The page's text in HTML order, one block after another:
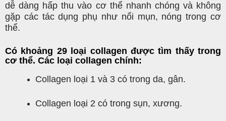
dễ dàng hấp thu vào cơ thể nhanh chóng và không
gặp các tác dụng phụ như nổi mụn, nóng trong cơ
thể.
Có khoảng 29 loại collagen được tìm thấy trong
cơ thể. Các loại collagen chính:
Collagen loại 1 và 3 có trong da, gân.
Collagen loại 2 có trong sụn, xương.